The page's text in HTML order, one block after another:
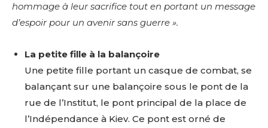
hommage à leur sacrifice tout en portant un message
d’espoir pour un avenir sans guerre ».
La petite fille à la balançoire
Une petite fille portant un casque de combat, se
balançant sur une balançoire sous le pont de la
rue de l’Institut, le pont principal de la place de
l’Indépendance à Kiev. Ce pont est orné de